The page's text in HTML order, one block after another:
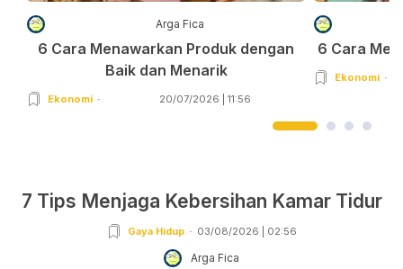
Arga Fica
6 Cara Menawarkan Produk dengan
Baik dan Menarik
Ekonomi 20/07/2026 | 11:56
6 Cara
Ekonomi
7 Tips Menjaga Kebersihan Kamar Tidur
Gaya Hidup 03/08/2026 | 02:56
Arga Fica